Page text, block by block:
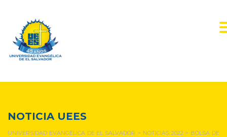
NOTICIA UEES
UNIVERSIDAD EVANGÉLICA DE EL SALVADOR > NOTICIAS 2022> BOLSA DE